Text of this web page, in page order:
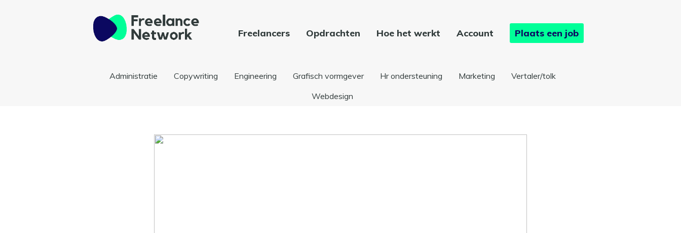
Freelancers Opdrachten Hoe het werkt Account Plaats een job
Administratie Copywriting Engineering Grafisch vormgever Hr ondersteuning Marketing
Vertaler/tolk
Webdesign